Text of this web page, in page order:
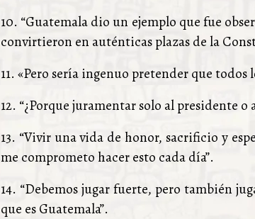
10. “Guatemala dio un ejemplo que fue
convirtieron en auténticas plazas de la
11. «Pero sería ingenuo pretender que todos
12. “¿Porque juramentar solo al presidente o
13. “Vivir una vida de honor, sacrificio y
me comprometo hacer esto cada día”.
14. “Debemos jugar fuerte, pero también
que es Guatemala”.